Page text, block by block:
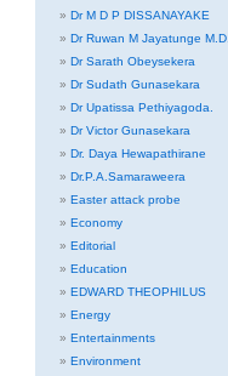
Dr M D P DISSANAYAKE
Dr Ruwan M Jayatunge M.D.
Dr Sarath Obeysekera
Dr Sudath Gunasekara
Dr Upatissa Pethiyagoda.
Dr Victor Gunasekara
Dr. Daya Hewapathirane
Dr.P.A.Samaraweera
Easter attack probe
Economy
Editorial
Education
EDWARD THEOPHILUS
Energy
Entertainments
Environment